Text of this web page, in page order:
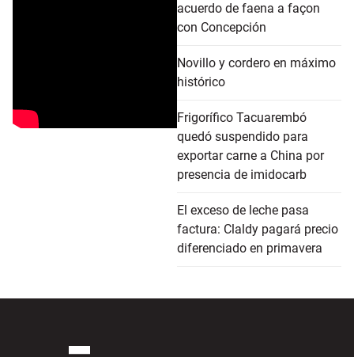
acuerdo de faena a façon
con Concepción
Novillo y cordero en máximo
histórico
Frigorífico Tacuarembó
quedó suspendido para
exportar carne a China por
presencia de imidocarb
El exceso de leche pasa
factura: Claldy pagará precio
diferenciado en primavera